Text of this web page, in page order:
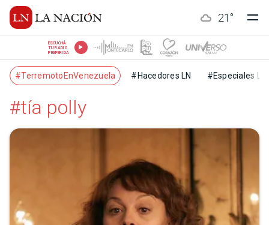
21 °
ESCUCHÁ
TU RADIO
PREFERIDA
#TerremotoEnVenezuela #Hacedores LN #Especiales LN
#tía polly